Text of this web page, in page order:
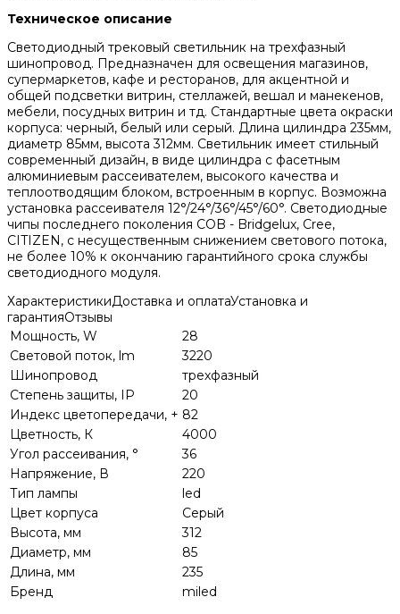
Техническое описание
Светодиодный трековый светильник на трехфазный
шинопровод. Предназначен для освещения магазинов,
супермаркетов, кафе и ресторанов, для акцентной и
общей подсветки витрин, стеллажей, вешал и манекенов,
мебели, посудных витрин и тд. Стандартные цвета окраски
корпуса: черный, белый или серый. Длина цилиндра 235мм,
диаметр 85мм, высота 312мм. Светильник имеет стильный
современный дизайн, в виде цилиндра с фасетным
алюминиевым рассеивателем, высокого качества и
теплоотводящим блоком, встроенным в корпус. Возможна
установка рассеивателя 12°/24°/36°/45°/60°. Светодиодные
чипы последнего поколения COB - Bridgelux, Cree,
CITIZEN, с несущественным снижением светового потока,
не более 10% к окончанию гарантийного срока службы
светодиодного модуля.
ХарактеристикиДоставка и оплатаУстановка и
гарантияОтзывы
Мощность, W
28
Световой поток, lm
3220
Шинопровод
трехфазный
Степень защиты, IP
20
Индекс цветопередачи, + 82
Цветность, К
4000
Угол рассеивания, °
36
Напряжение, В
220
Тип лампы
led
Цвет корпуса
Серый
Высота, мм
312
Диаметр, мм
85
Длина, мм
235
Бренд
miled